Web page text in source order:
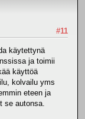
#11
käytettynä
ja toimii
käyttöä
kolvailu yms
eteen ja
se autonsa.